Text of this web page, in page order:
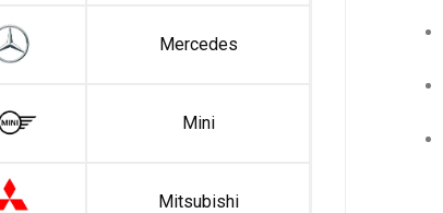
Mercedes
Mini
Mitsubishi